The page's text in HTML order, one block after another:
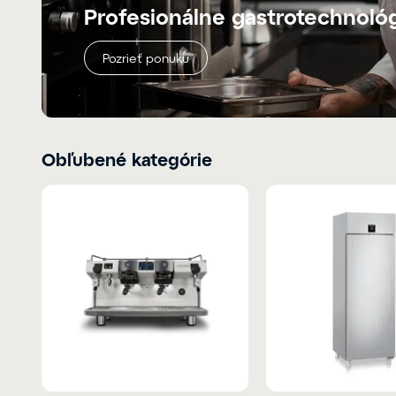
Profesionálne
Pozrieť ponuku
Obľubené kategórie